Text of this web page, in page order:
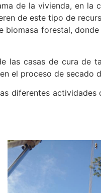
de la vivienda, en la
de este tipo de
forestal, donde
las casas de cura de
el proceso de secado
diferentes actividades